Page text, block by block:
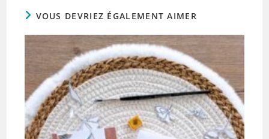
VOUS DEVRIEZ ÉGALEMENT AIMER